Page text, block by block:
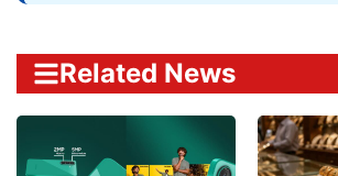
Related News